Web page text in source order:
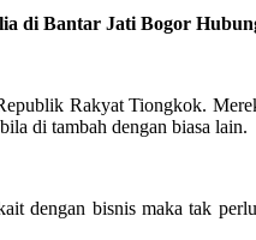
di Bantar Jati Bogor
Rakyat Tiongkok.
di tambah dengan biasa lain.
dengan bisnis maka tak